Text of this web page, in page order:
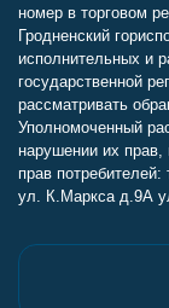
номер в торговом
Гродненский
исполнительных и
государственной
рассматривать
Уполномоченный
нарушении их прав,
прав
ул. К.Маркса д.9А